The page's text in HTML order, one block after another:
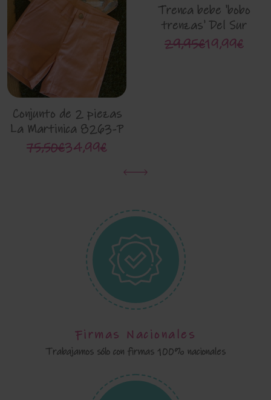
Conjunto de 2 piezas
La Martinica 8263-P
75,50€34,99€
Trenca bebe 'bobo
trenzas' Del Sur
9220
29,95€19,99€
Firmas Nacionales
Trabajamos sólo con firmas 100% nacionales